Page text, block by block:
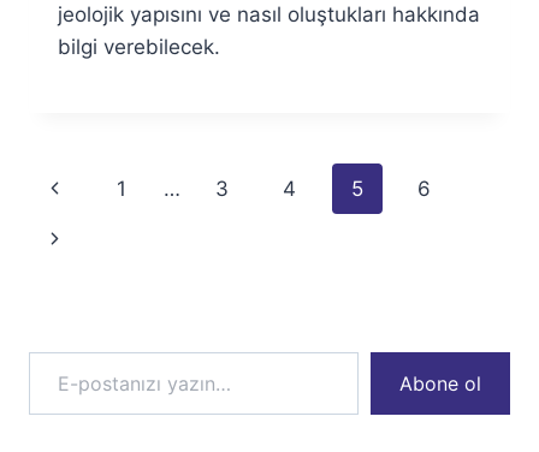
jeolojik yapısını ve nasıl oluştukları hakkında
bilgi verebilecek.
Page
navigation
Previous
Page
1 … 3 4 5 6
Next
E-postanızı yazın…
Abone ol